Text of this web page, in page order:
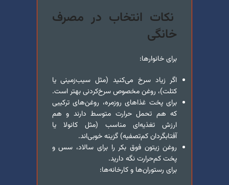
نکات انتخاب در مصرف
خانگی
برای خانوارها:
اگر زیاد سرخ می‌کنید (مثل سیب‌زمینی یا
کتلت)، روغن مخصوص سرخ‌کردنی بهتر است.
برای پخت غذاهای روزمره، روغن‌های ترکیبی
که هم تحمل حرارت متوسط دارند و هم
ارزش تغذیه‌ای مناسب (مثل کانولا یا
آفتابگردان کم‌تصفیه) گزینه خوبی‌اند.
روغن زیتون فوق بکر را برای سالاد، سس و
پخت کم‌حرارت نگه دارید.
برای رستوران‌ها و کارخانه‌ها: